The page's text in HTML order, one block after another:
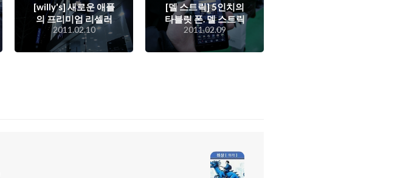
[willy's] 새로운 애플
의 프리미엄 리셀러
'윌리'를 만나다. 윌리
스(willy's)
2011.02.10
[델 스트릭] 5인치의
타블릿 폰. 델 스트릭
을 보다!
2011.02.09